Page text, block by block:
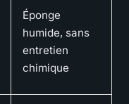
Éponge
humide, sans
entretien
chimique